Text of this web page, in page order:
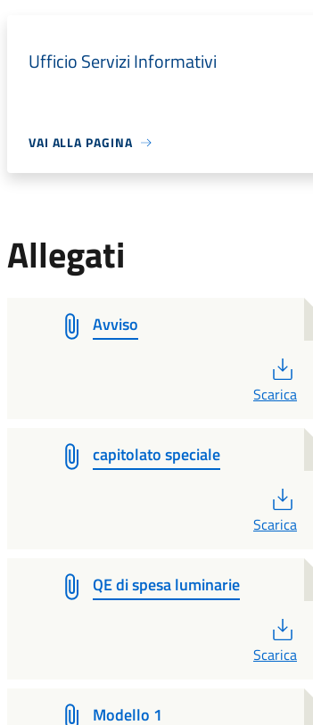
Ufficio Servizi Informativi
VAI ALLA PAGINA
Allegati
Avviso
Scarica
capitolato speciale
Scarica
QE di spesa luminarie
Scarica
Modello 1